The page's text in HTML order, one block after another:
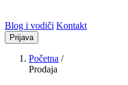
Blog i vodiči Kontakt
Prijava
Početna /
Prodaja